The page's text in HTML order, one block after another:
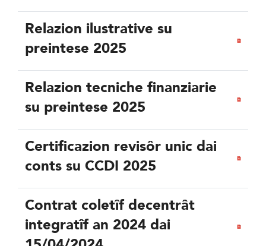
Relazion ilustrative su
preintese 2025
Relazion tecniche finanziarie
su preintese 2025
Certificazion revisôr unic dai
conts su CCDI 2025
Contrat coletîf decentrât
integratîf an 2024 dai